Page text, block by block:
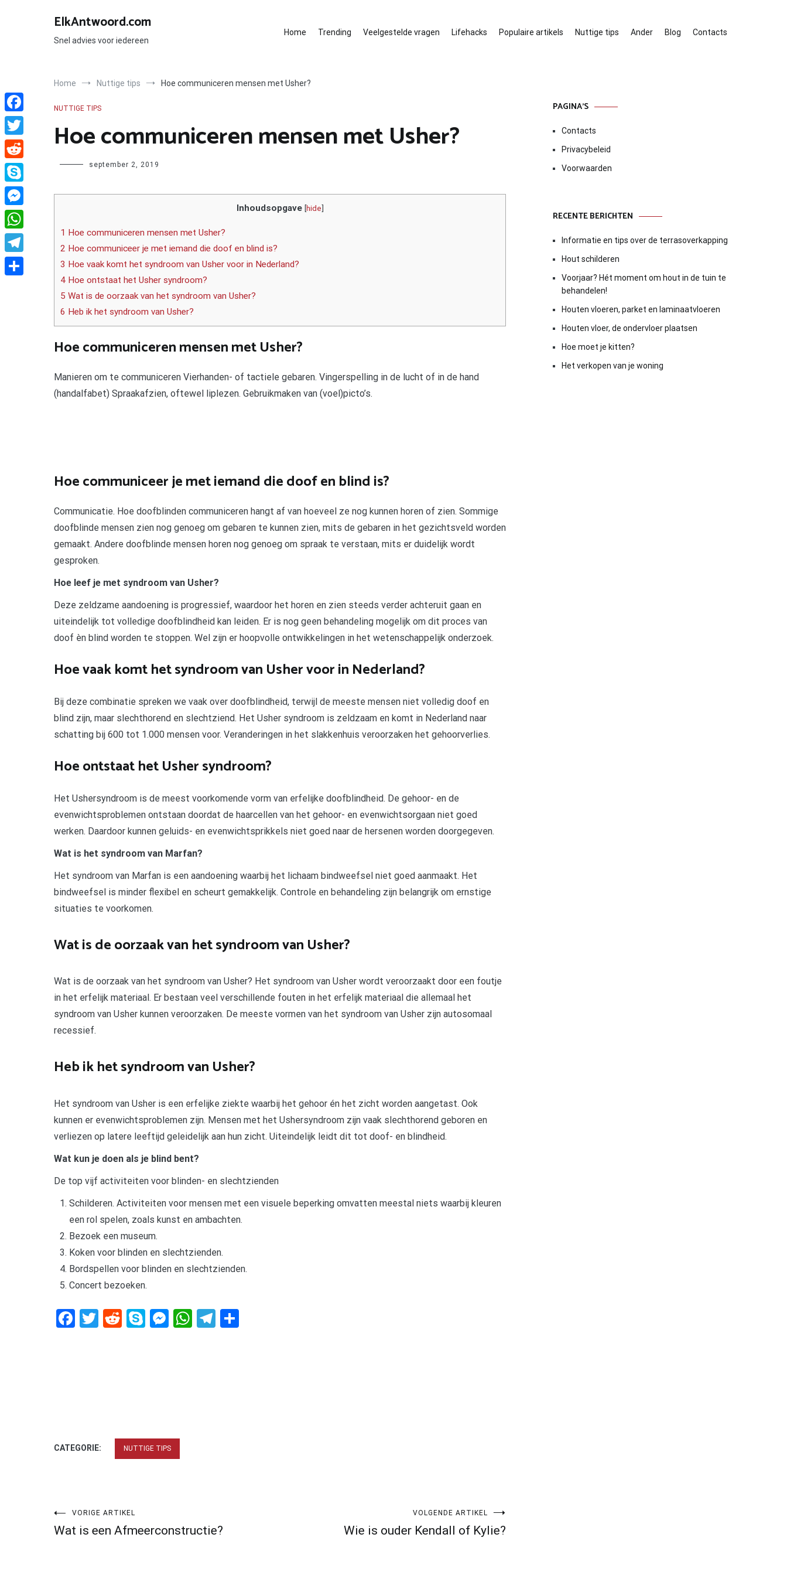
ElkAntwoord.com
Snel advies voor iedereen
Home Trending Veelgestelde vragen Lifehacks Populaire artikels Nuttige tips Ander Blog Contacts
Home Nuttige tips Hoe communiceren mensen met Usher?
NUTTIGE TIPS
Hoe communiceren mensen met Usher?
Author september 2, 2019
Inhoudsopgave [hide]
1 Hoe communiceren mensen met Usher?
2 Hoe communiceer je met iemand die doof en blind is?
3 Hoe vaak komt het syndroom van Usher voor in Nederland?
4 Hoe ontstaat het Usher syndroom?
5 Wat is de oorzaak van het syndroom van Usher?
6 Heb ik het syndroom van Usher?
Hoe communiceren mensen met Usher?
Manieren om te communiceren Vierhanden- of tactiele gebaren. Vingerspelling in de lucht of in de hand
(handalfabet) Spraakafzien, oftewel liplezen. Gebruikmaken van (voel)picto’s.
Hoe communiceer je met iemand die doof en blind is?
Communicatie. Hoe doofblinden communiceren hangt af van hoeveel ze nog kunnen horen of zien. Sommige
doofblinde mensen zien nog genoeg om gebaren te kunnen zien, mits de gebaren in het gezichtsveld worden
gemaakt. Andere doofblinde mensen horen nog genoeg om spraak te verstaan, mits er duidelijk wordt
gesproken.
Hoe leef je met syndroom van Usher?
Deze zeldzame aandoening is progressief, waardoor het horen en zien steeds verder achteruit gaan en
uiteindelijk tot volledige doofblindheid kan leiden. Er is nog geen behandeling mogelijk om dit proces van
doof èn blind worden te stoppen. Wel zijn er hoopvolle ontwikkelingen in het wetenschappelijk onderzoek.
Hoe vaak komt het syndroom van Usher voor in Nederland?
Bij deze combinatie spreken we vaak over doofblindheid, terwijl de meeste mensen niet volledig doof en
blind zijn, maar slechthorend en slechtziend. Het Usher syndroom is zeldzaam en komt in Nederland naar
schatting bij 600 tot 1.000 mensen voor. Veranderingen in het slakkenhuis veroorzaken het gehoorverlies.
Hoe ontstaat het Usher syndroom?
Het Ushersyndroom is de meest voorkomende vorm van erfelijke doofblindheid. De gehoor- en de
evenwichtsproblemen ontstaan doordat de haarcellen van het gehoor- en evenwichtsorgaan niet goed
werken. Daardoor kunnen geluids- en evenwichtsprikkels niet goed naar de hersenen worden doorgegeven.
Wat is het syndroom van Marfan?
Het syndroom van Marfan is een aandoening waarbij het lichaam bindweefsel niet goed aanmaakt. Het
bindweefsel is minder flexibel en scheurt gemakkelijk. Controle en behandeling zijn belangrijk om ernstige
situaties te voorkomen.
Wat is de oorzaak van het syndroom van Usher?
Wat is de oorzaak van het syndroom van Usher? Het syndroom van Usher wordt veroorzaakt door een foutje
in het erfelijk materiaal. Er bestaan veel verschillende fouten in het erfelijk materiaal die allemaal het
syndroom van Usher kunnen veroorzaken. De meeste vormen van het syndroom van Usher zijn autosomaal
recessief.
Heb ik het syndroom van Usher?
Het syndroom van Usher is een erfelijke ziekte waarbij het gehoor én het zicht worden aangetast. Ook
kunnen er evenwichtsproblemen zijn. Mensen met het Ushersyndroom zijn vaak slechthorend geboren en
verliezen op latere leeftijd geleidelijk aan hun zicht. Uiteindelijk leidt dit tot doof- en blindheid.
Wat kun je doen als je blind bent?
De top vijf activiteiten voor blinden- en slechtzienden
Schilderen. Activiteiten voor mensen met een visuele beperking omvatten meestal niets waarbij kleuren
een rol spelen, zoals kunst en ambachten.
Bezoek een museum.
Koken voor blinden en slechtzienden.
Bordspellen voor blinden en slechtzienden.
Concert bezoeken.
Facebook
Twitter
RedditSkypeMessenger
WhatsApp
Telegram
CATEGORIE: NUTTIGE TIPS
Bericht
navigatie
VORIGE ARTIKEL
Wat is een Afmeerconstructie?
VOLGENDE ARTIKEL
Wie is ouder Kendall of Kylie?
PAGINA’S
Contacts
Privacybeleid
Voorwaarden
RECENTE BERICHTEN
Informatie en tips over de terrasoverkapping
Hout schilderen
Voorjaar? Hét moment om hout in de tuin te
behandelen!
Houten vloeren, parket en laminaatvloeren
Houten vloer, de ondervloer plaatsen
Hoe moet je kitten?
Het verkopen van je woning
Facebook
Twitter
Reddit
Skype
Messenger
WhatsApp
Telegram